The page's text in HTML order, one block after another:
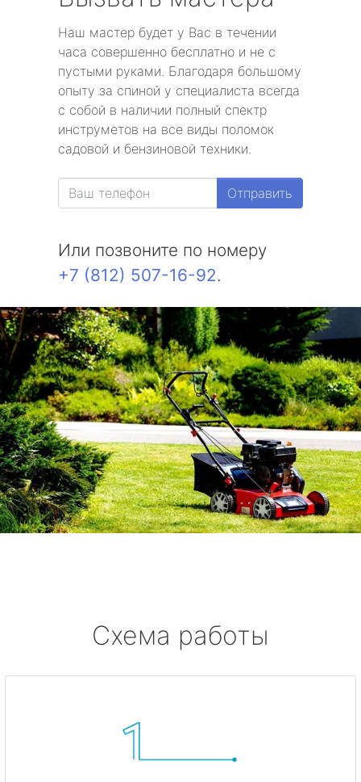
Наш мастер будет у Вас в течении
часа совершенно бесплатно и не с
пустыми руками. Благодаря большому
опыту за спиной у специалиста всегда
с собой в наличии полный спектр
инструметов на все виды поломок
садовой и бензиновой техники.
Отправить
Или позвоните по номеру
+7 (812) 507-16-92.
Схема работы